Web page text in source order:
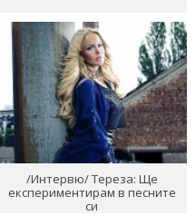
/Интервю/ Тереза: Ще
експериментирам в песните
си